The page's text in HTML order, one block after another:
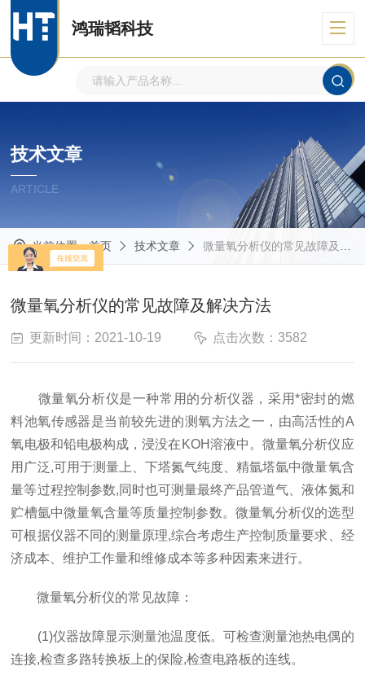
鸿瑞韬科技
技术文章
ARTICLE
当前位置：首页 技术文章 微量氧分析仪的常见故障及解决方法
微量氧分析仪的常见故障及解决方法
更新时间：2021-10-19 点击次数：3582
微量氧分析仪是一种常用的分析仪器，采用*密封的燃
料池氧传感器是当前较先进的测氧方法之一，由高活性的A
氧电极和铅电极构成，浸没在KOH溶液中。微量氧分析仪应
用广泛,可用于测量上、下塔氮气纯度、精氩塔氩中微量氧含
量等过程控制参数,同时也可测量最终产品管道气、液体氮和
贮槽氩中微量氧含量等质量控制参数。微量氧分析仪的选型
可根据仪器不同的测量原理,综合考虑生产控制质量要求、经
济成本、维护工作量和维修成本等多种因素来进行。
微量氧分析仪的常见故障：
(1)仪器故障显示测量池温度低。可检查测量池热电偶的
连接,检查多路转换板上的保险,检查电路板的连线。